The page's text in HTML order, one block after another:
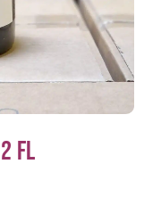
2 fl